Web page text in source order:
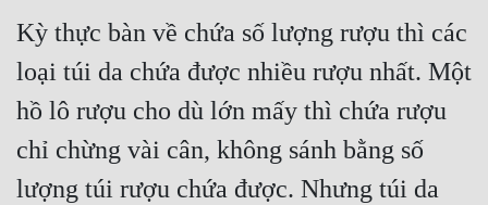
Triều Đấu
Trùng Sinh
Trọng Sinh
Kỳ thực bàn về chứa số lượng rượu thì các
loại túi da chứa được nhiều rượu nhất. Một
hồ lô rượu cho dù lớn mấy thì chứa rượu
chỉ chừng vài cân, không sánh bằng số
lượng túi rượu chứa được. Nhưng túi da